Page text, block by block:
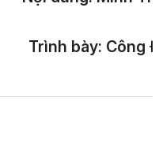
Trình bày: Công